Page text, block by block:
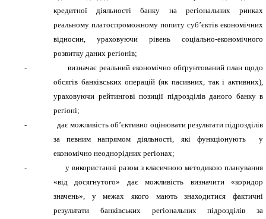
кредитної діяльності банку на регіональних ринках
реальному платоспроможному попиту суб’єктів економічних
відносин, ураховуючи рівень соціально-економічного
розвитку даних регіонів;
-
визначає реальний економічно обґрунтований план щодо
обсягів банківських операцій (як пасивних, так і активних),
ураховуючи рейтингові позиції підрозділів даного банку в
регіоні;
-
дає можливість об’єктивно оцінювати результати підрозділів
за певним напрямом діяльності, які функціонують у
економічно неоднорідних регіонах;
-
у використанні разом з класичною методикою планування
«від досягнутого» дає можливість визначити «коридор
значень», у межах якого мають знаходитися фактичні
результати банківських регіональних підрозділів за